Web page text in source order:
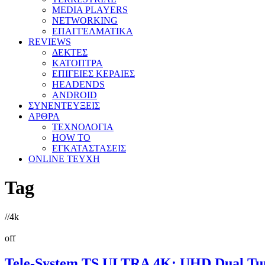
MEDIA PLAYERS
NETWORKING
ΕΠΑΓΓΕΛΜΑΤΙΚΑ
REVIEWS
ΔΕΚΤΕΣ
ΚΑΤΟΠΤΡΑ
ΕΠΙΓΕΙΕΣ ΚΕΡΑΙΕΣ
HEADENDS
ANDROID
ΣΥΝΕΝΤΕΥΞΕΙΣ
ΑΡΘΡΑ
ΤΕΧΝΟΛΟΓΙΑ
HOW TO
ΕΓΚΑΤΑΣΤΑΣΕΙΣ
ONLINE TEYXH
Tag
//4k
off